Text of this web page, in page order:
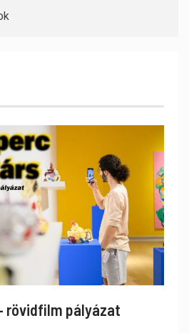
rövidfilm pályázat